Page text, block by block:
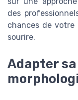
des
chances de
sourire.
Adapter